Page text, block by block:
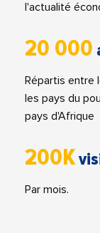
l'actualité
20 000
Répartis entre
les pays du
pays d'Afrique
200K
Par mois.